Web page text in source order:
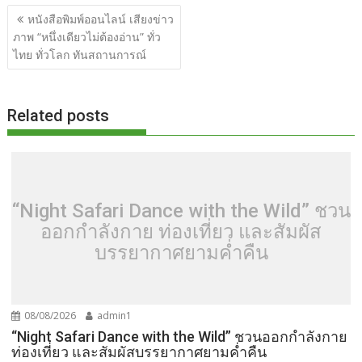
e
b
o
k
itt
er
d
di
t
e g
er
k
แนะแนว
เรื่อง
หนังสือพิมพ์ออนไลน์ เสียงข่าว
ภาพ “หนึ่งเดียวไม่ต้องอ่าน” ทั่ว
ไทย ทั่วโลก ทันสถานการณ์
Related posts
“Night Safari Dance with the Wild” ชวน
ออกกำลังกาย ท่องเที่ยว และสัมผัส
บรรยากาศยามค่ำคืน
08/08/2026 admin1
“Night Safari Dance with the Wild” ชวนออกกำลังกาย
ท่องเที่ยว และสัมผัสบรรยากาศยามค่ำคืน